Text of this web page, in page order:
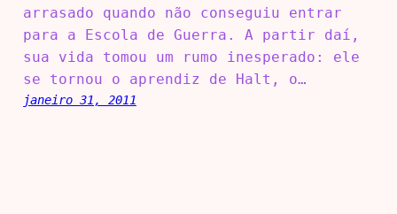
arrasado quando não conseguiu entrar
para a Escola de Guerra. A partir daí,
sua vida tomou um rumo inesperado: ele
se tornou o aprendiz de Halt, o…
janeiro 31, 2011